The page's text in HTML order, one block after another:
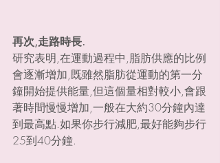
再次,走路時長.
研究表明,在運動過程中,脂肪供應的比例
會逐漸增加,既雖然脂肪從運動的第一分
鐘開始提供能量,但這個量相對較小,會跟
著時間慢慢增加,一般在大約30分鐘內達
到最高點.如果你步行減肥,最好能夠步行
25到40分鐘.